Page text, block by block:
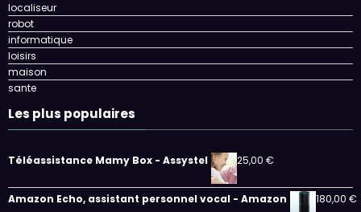
localiseur
robot
informatique
loisirs
maison
sante
Les plus populaires
Téléassistance Mamy Box - Assystel 25,00 €
Amazon Echo, assistant personnel vocal - Amazon 180,00 €